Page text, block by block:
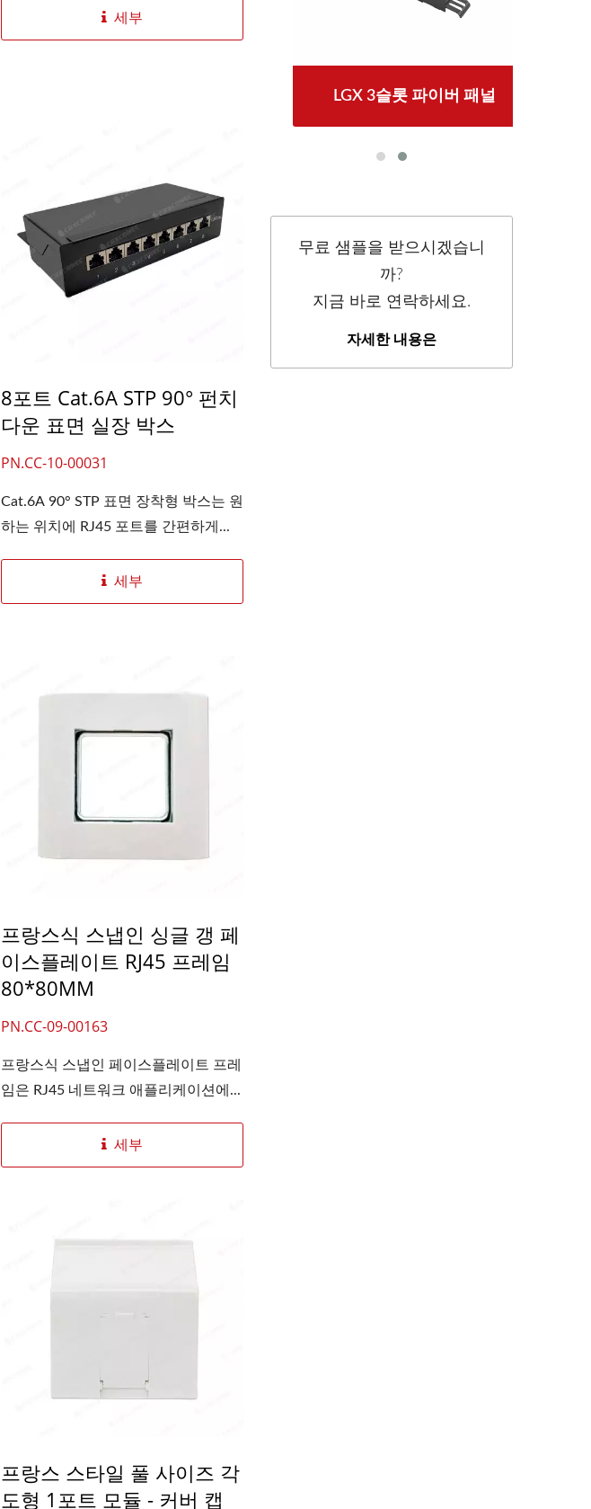
세부
8포트 Cat.6A STP 90° 펀치
다운 표면 실장 박스
PN.CC-10-00031
Cat.6A 90° STP 표면 장착형 박스는 원
하는 위치에 RJ45 포트를 간편하게...
세부
프랑스식 스냅인 싱글 갱 페
이스플레이트 RJ45 프레임
80*80MM
PN.CC-09-00163
프랑스식 스냅인 페이스플레이트 프레
임은 RJ45 네트워크 애플리케이션에...
세부
프랑스 스타일 풀 사이즈 각
도형 1포트 모듈 - 커버 캡
LGX 3슬롯 파이버 패널
무료 샘플을 받으시겠습니
까?
지금 바로 연락하세요.
자세한 내용은